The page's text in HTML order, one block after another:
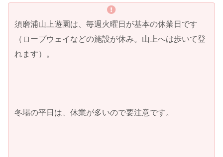
須磨浦山上遊園は、毎週火曜日が基本の休業日です
（ロープウェイなどの施設が休み。山上へは歩いて登
れます）。
冬場の平日は、休業が多いので要注意です。